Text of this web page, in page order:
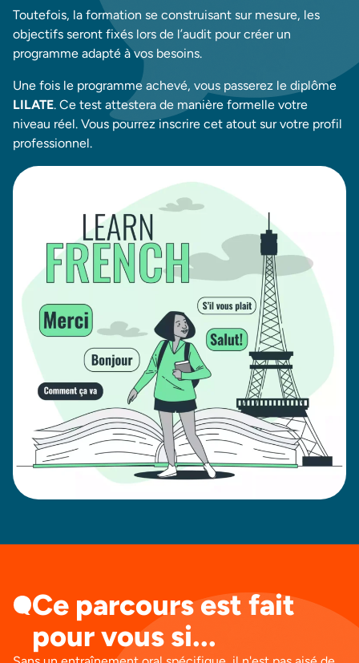
Toutefois, la formation se construisant sur mesure, les
objectifs seront fixés lors de l’audit pour créer un
programme adapté à vos besoins.
Une fois le programme achevé, vous passerez le diplôme
LILATE. Ce test attestera de manière formelle votre
niveau réel. Vous pourrez inscrire cet atout sur votre profil
professionnel.
Ce parcours est fait
pour vous si...